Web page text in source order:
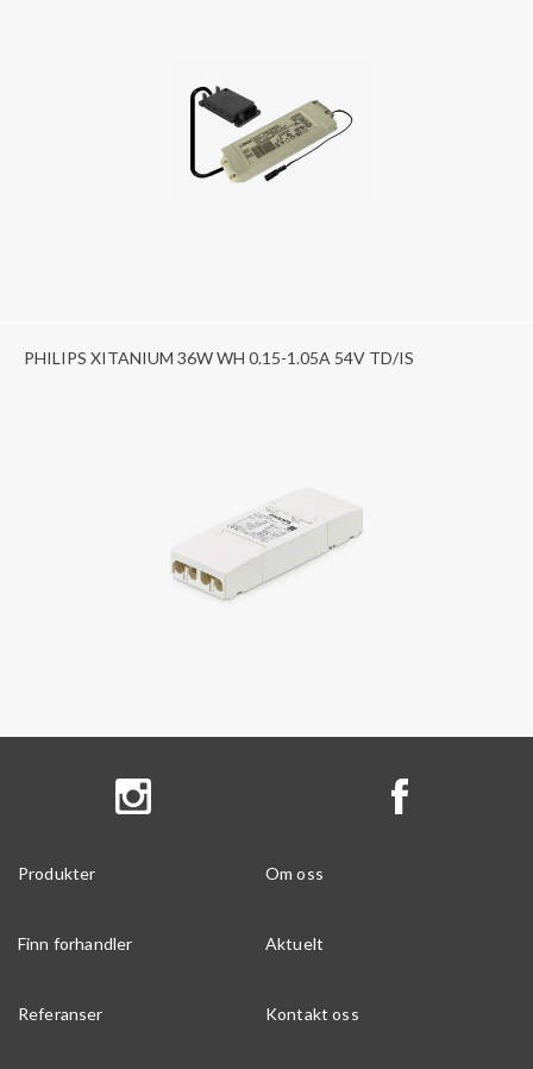
PHILIPS XITANIUM 36W WH 0.15-1.05A 54V TD/IS
Produkter Om oss
Finn forhandler Aktuelt
Referanser Kontakt oss